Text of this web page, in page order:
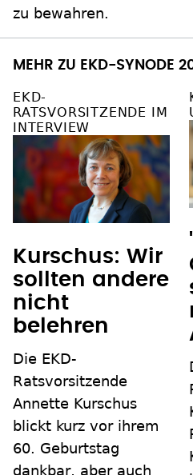
zu bewahren.
MEHR ZU EKD-SYNODE
EKD-
RATSVORSITZENDE IM
INTERVIEW
Kurschus: Wir
sollten andere
nicht
belehren
Die EKD-
Ratsvorsitzende
Annette Kurschus
blickt kurz vor ihrem
60. Geburtstag
dankbar, aber auch